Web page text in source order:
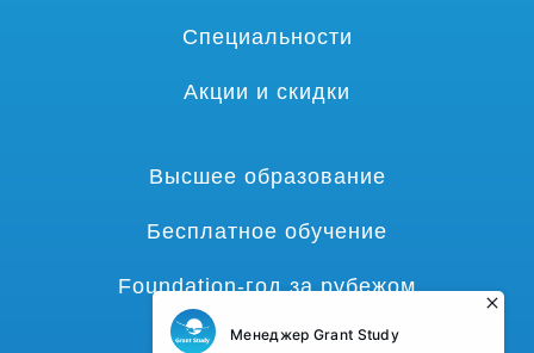
Специальности
Акции и скидки
Высшее образование
Бесплатное обучение
Foundation-год за рубежом
Языковые курсы